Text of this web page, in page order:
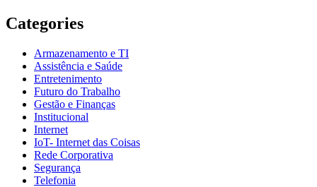
Categories
Armazenamento e TI
Assistência e Saúde
Entretenimento
Futuro do Trabalho
Gestão e Finanças
Institucional
Internet
IoT- Internet das Coisas
Rede Corporativa
Segurança
Telefonia